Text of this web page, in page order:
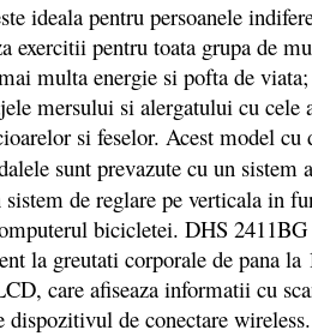
pentru persoanele
pentru toata grupa de
multa energie si pofta de
mersului si alergatului cu
si feselor. Acest model
sunt prevazute cu un
de reglare pe verticala
bicicletei. DHS
la greutati corporale de pana la
care afiseaza informatii cu
de conectare